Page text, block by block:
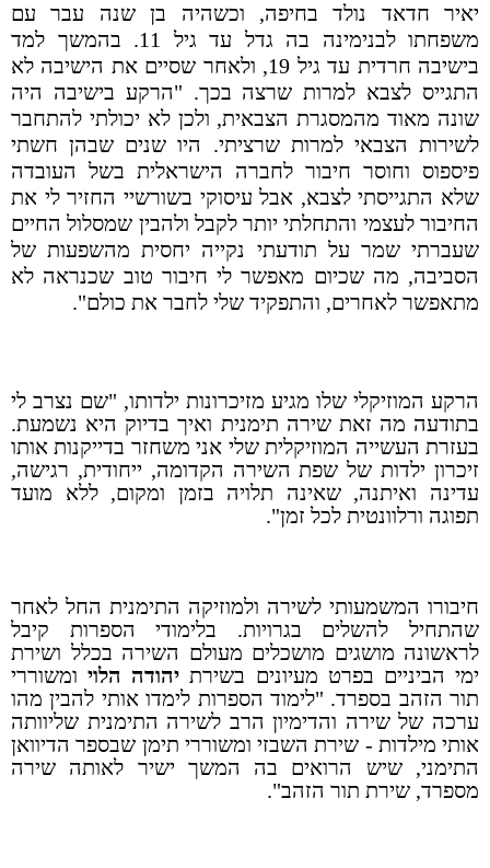
יאיר חדאד נולד בחיפה, וכשהיה בן שנה עבר עם
משפחתו לבנימינה בה גדל עד גיל 11. בהמשך למד
בישיבה חרדית עד גיל 19, ולאחר שסיים את הישיבה לא
התגייס לצבא למרות שרצה בכך. "הרקע בישיבה היה
שונה מאוד מהמסגרת הצבאית, ולכן לא יכולתי להתחבר
לשירות הצבאי למרות שרציתי. היו שנים שבהן חשתי
פיספוס וחוסר חיבור לחברה הישראלית בשל העובדה
שלא התגייסתי לצבא, אבל עיסוקי בשורשיי החזיר לי את
החיבור לעצמי והתחלתי יותר לקבל ולהבין שמסלול החיים
שעברתי שמר על תודעתי נקייה יחסית מהשפעות של
הסביבה, מה שכיום מאפשר לי חיבור טוב שכנראה לא
מתאפשר לאחרים, והתפקיד שלי לחבר את כולם".
הרקע המוזיקלי שלו מגיע מזיכרונות ילדותו, "שם נצרב לי
בתודעה מה זאת שירה תימנית ואיך בדיוק היא נשמעת.
בעזרת העשייה המוזיקלית שלי אני משחזר בדייקנות אותו
זיכרון ילדות של שפת השירה הקדומה, ייחודית, רגישה,
עדינה ואיתנה, שאינה תלויה בזמן ומקום, ללא מועד
תפוגה ורלוונטית לכל זמן".
חיבורו המשמעותי לשירה ולמוזיקה התימנית החל לאחר
שהתחיל להשלים בגרויות. בלימודי הספרות קיבל
לראשונה מושגים מושכלים מעולם השירה בכלל ושירת
ימי הביניים בפרט מעיונים בשירתיהודה הלויומשוררי
תור הזהב בספרד. "לימוד הספרות לימדו אותי להבין מהו
ערכה של שירה והדימיון הרב לשירה התימנית שליוותה
אותי מילדות - שירת השבזי ומשוררי תימן שבספר הדיוואן
התימני, שיש הרואים בה המשך ישיר לאותה שירה
מספרד, שירת תור הזהב".